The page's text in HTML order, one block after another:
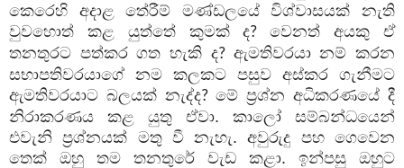
කෙරෙහි අදාළ තේරීම් මණ්ඩලයේ විශ්වාසයක් නැති
වුවහොත් කළ යුත්තේ කුමක් ද?වෙනත් අයකු ඒ
තනතුරට පත්කර ගත හැකි ද? ඇමතිවරයා නම් කරන
සභාපතිවරයාගේ නම කලකට පසුව අස්කර ගැනීමට
ඇමතිවරයාට බලයක් නැද්ද? මේ ප්‍රශ්න අධිකරණයේ දී
නිරාකරණය කළ යුතු ඒවා. කාලෝ සම්බන්ධයෙන්
එවැනි ප්‍රශ්නයක් මතු වී නැහැ. අවුරුදු පහ ගෙවෙන
තෙක් ඔහු තම තනතුරේ වැඩ කළා. ඉන්පසු ඔහුට